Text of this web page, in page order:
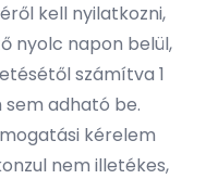
kell nyilatkozni,
nyolc napon belül,
számítva 1
adható be.
kérelem
nem illetékes,